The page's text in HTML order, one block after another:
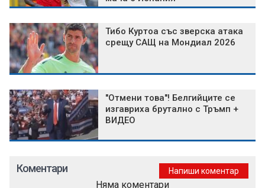
Тибо Куртоа със зверска атака
срещу САЩ на Мондиал 2026
"Отмени това"! Белгийците се
изгавриха брутално с Тръмп +
ВИДЕО
Коментари Напиши коментар
Няма коментари